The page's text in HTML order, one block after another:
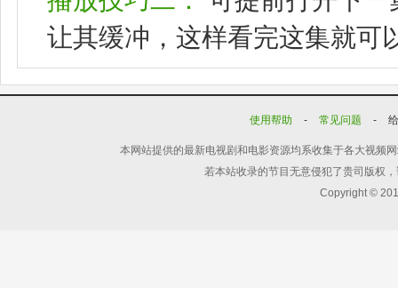
让其缓冲，这样看完这集就可
使用帮助 - 常见问题 -
本网站提供的最新电视剧和电影资源均系收集于各大视频
若本站收录的节目无意侵犯了贵司版权
Copyright ©